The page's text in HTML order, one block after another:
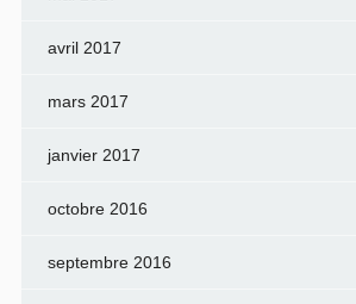
avril 2017
mars 2017
janvier 2017
octobre 2016
septembre 2016